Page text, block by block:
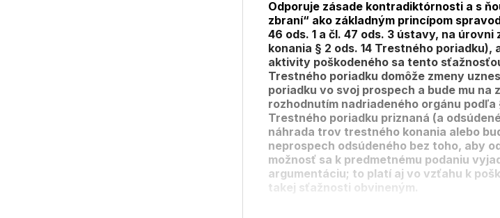
Odporuje zásade kontradiktórnosti a s
zbraní“ ako základným princípom
46 ods. 1 a čl. 47 ods. 3 ústavy, na
konania § 2 ods. 14 Trestného poriadku),
aktivity poškodeného sa tento
Trestného poriadku domôže zmeny
poriadku vo svoj prospech a bude mu na
rozhodnutím nadriadeného orgánu podľa
Trestného poriadku priznaná (a
náhrada trov trestného konania alebo
neprospech odsúdeného bez toho, aby
možnosť sa k predmetnému podaniu
argumentáciu; to platí aj vo vzťahu k
takej sťažnosti obvineným.